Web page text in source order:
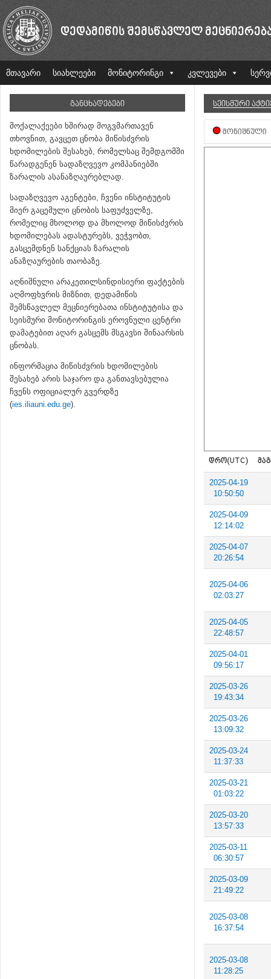
ᲓᲔᲓᲐᲛᲘᲬᲘᲡ ᲨᲔᲛᲡᲬᲐᲕᲚᲔᲚ
მთავარი სიახლეები მონიტორინგი კვლევები
ᲒᲐᲜᲪᲮᲐᲓᲔᲑᲔᲑᲘ
მოქალაქეები ხშირად მოგვმართავენ
თხოვნით, გავცეთ ცნობა მიწისძვრის
ხდომილების შესახებ, რომელსაც შემდგომში
წარადგენენ სადაზღვევო კომპანიებში
ზარალის ასანაზღაურებლად.
სადაზღვევო აგენტები, ჩვენი ინსტიტუტის
მიერ გაცემული ცნობის საფუძველზე,
რომელიც მხოლოდ და მხოლოდ მიწისძვრის
ხდომილებას ადასტურებს, ვეჭვობთ,
გასცემდნენ სანქციას ზარალის
ანაზღაურების თაობაზე.
აღნიშნული არაკეთილსინდისიერი ფაქტების
აღმოფხვრის მიზნით, დედამიწის
შემსწავლელ მეცნიერებათა ინსტიტუტისა და
სეისმური მონიტორინგის ეროვნული ცენტრი
დამატებით აღარ გასცემს მსგავსი შინაარსის
ცნობას.
ინფორმაცია მიწისძვრის ხდომილების
შესახებ არის საჯარო და განთავსებულია
ჩვენს ოფიციალურ გვერდზე
(ies.iliauni.edu.ge).
ᲡᲔᲘᲡᲛᲣᲠᲘ
ᲛᲝᲜᲘᲨᲜᲣᲚᲘ
ᲓᲠᲝ(UTC)
2025-04-19
10:50:50
2025-04-09
12:14:02
2025-04-07
20:26:54
2025-04-06
02:03:27
2025-04-05
22:48:57
2025-04-01
09:56:17
2025-03-26
19:43:34
2025-03-26
13:09:32
2025-03-24
11:37:33
2025-03-21
01:03:22
2025-03-20
13:57:33
2025-03-11
06:30:57
2025-03-09
21:49:22
2025-03-08
16:37:54
2025-03-08
11:28:25